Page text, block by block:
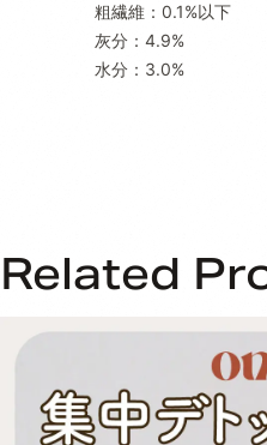
粗繊維：0.1%以下
灰分：4.9%
水分：3.0%
Related